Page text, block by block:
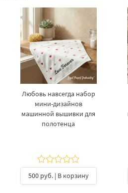
Любовь навсегда набор
мини-дизайнов
машинной вышивки для
полотенца
500 руб.| В корзину